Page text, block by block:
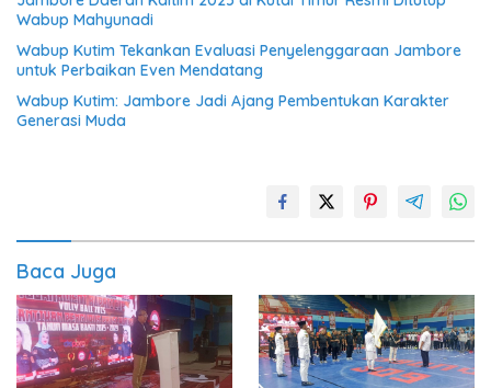
Wabup Mahyunadi
Wabup Kutim Tekankan Evaluasi Penyelenggaraan Jambore
untuk Perbaikan Even Mendatang
Wabup Kutim: Jambore Jadi Ajang Pembentukan Karakter
Generasi Muda
Baca Juga